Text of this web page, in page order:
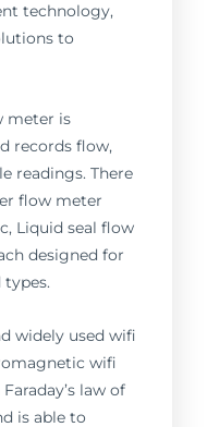
technology,
to
meter is
records flow,
readings. There
flow meter
Liquid seal flow
designed for
widely used wifi
wifi
law of
is able to